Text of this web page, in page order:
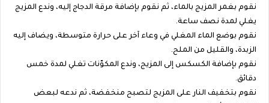
نقوم بغمر المزيج بالماء، ثم نقوم بإضافة مرقة الدجاج إليه، وندع المزيج
يغلي لمدة نصف ساعة.
نقوم بوضع الماء المغلي في وعاء آخر على حرارة متوسطة، ويضاف إليه
الزبدة، والقليل من الملح.
نقوم بإضافة الكسكس إلى المزيج، وندع المكوّنات تغلي لمدة خمس
دقائق.
نقوم بتخفيف النار على المزيج لتصبح منخفضة، ثم ندعه لبعض